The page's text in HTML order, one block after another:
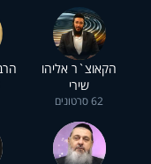
הקאוצ`ר אליהו
שירי
62 סרטונים